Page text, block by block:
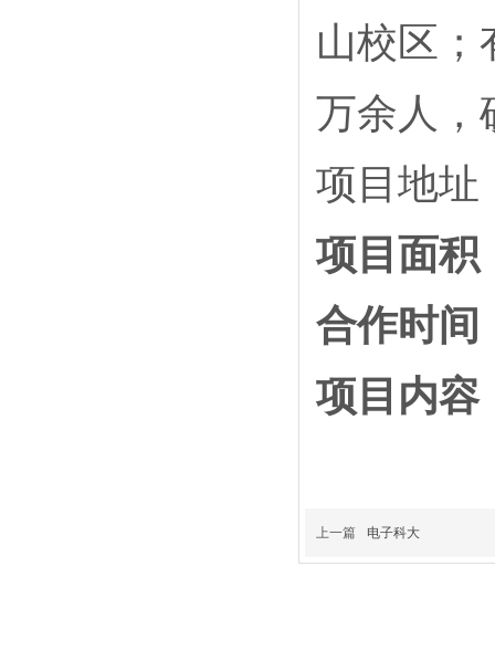
山校区；
万余人，
项目地址
项目面积
合作时间
项目内容
上一篇 电子科大